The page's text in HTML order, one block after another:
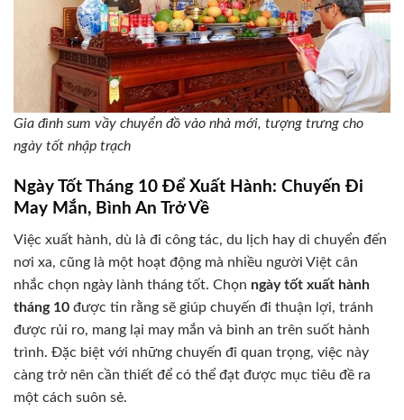
Gia đình sum vầy chuyển đồ vào nhà mới, tượng trưng cho
ngày tốt nhập trạch
Ngày Tốt Tháng 10 Để Xuất Hành: Chuyến Đi
May Mắn, Bình An Trở Về
Việc xuất hành, dù là đi công tác, du lịch hay di chuyển đến
nơi xa, cũng là một hoạt động mà nhiều người Việt cân
nhắc chọn ngày lành tháng tốt. Chọn ngày tốt xuất hành
tháng 10 được tin rằng sẽ giúp chuyến đi thuận lợi, tránh
được rủi ro, mang lại may mắn và bình an trên suốt hành
trình. Đặc biệt với những chuyến đi quan trọng, việc này
càng trở nên cần thiết để có thể đạt được mục tiêu đề ra
một cách suôn sẻ.